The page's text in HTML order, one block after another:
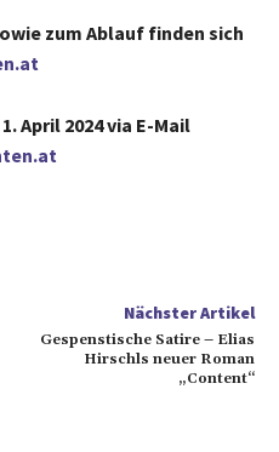
zum Ablauf finden sich
April 2024 via E-Mail
Nächster Artikel
Gespenstische Satire – Elias
Hirschls neuer Roman
„Content“